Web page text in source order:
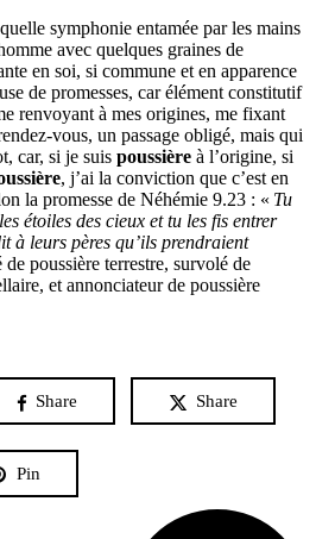
symphonie entamée par les mains
avec quelques graines de
en soi, si commune et en apparence
de promesses, car élément constitutif
renvoyant à mes origines, me fixant
vous, un passage obligé, mais qui
car, si je suis poussière à l’origine, si
, j’ai la conviction que c’est en
la promesse de Néhémie 9.23 : « Tu
étoiles des cieux et tu les fis entrer
à leurs pères qu’ils prendraient
de poussière terrestre, survolé de
et annonciateur de poussière
Share Share
Pin